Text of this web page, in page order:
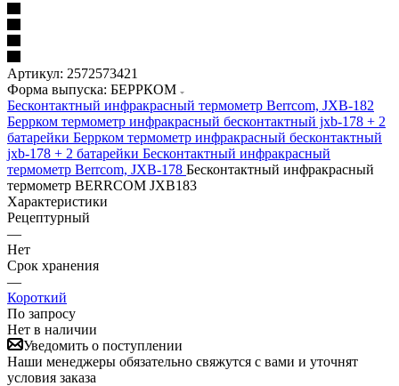
Артикул: 2572573421
Форма выпуска: БЕРРКОМ
Бесконтактный инфракрасный термометр Berrcom, JXB-182
Беррком термометр инфракрасный бесконтактный jxb-178 + 2
батарейки Беррком термометр инфракрасный бесконтактный
jxb-178 + 2 батарейки Бесконтактный инфракрасный
термометр Berrcom, JXB-178 Бесконтактный инфракрасный
термометр BERRCOM JXB183
Характеристики
Рецептурный
—
Нет
Срок хранения
—
Короткий
По запросу
Нет в наличии
Уведомить о поступлении
Наши менеджеры обязательно свяжутся с вами и уточнят
условия заказа